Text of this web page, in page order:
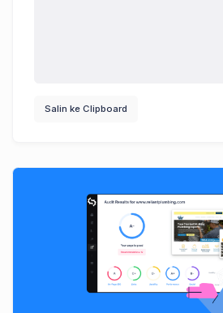
Salin ke Clipboard